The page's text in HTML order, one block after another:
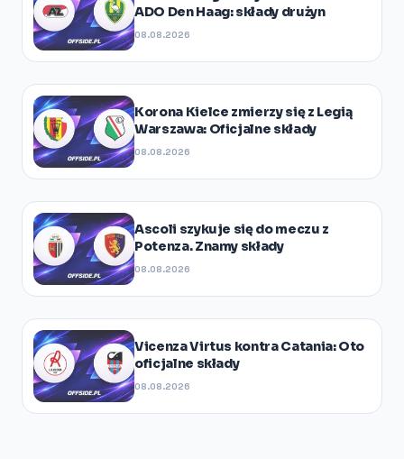
ADO Den Haag: składy drużyn
08.08.2026
Korona Kielce zmierzy się z Legią
Warszawa: Oficjalne składy
08.08.2026
Ascoli szykuje się do meczu z
Potenza. Znamy składy
08.08.2026
Vicenza Virtus kontra Catania: Oto
oficjalne składy
08.08.2026